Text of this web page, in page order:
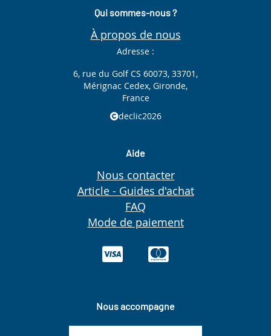
Qui sommes-nous ?
À propos de nous
Adresse :
6, rue du Golf CS 60073, 33701,
Mérignac Cedex, Gironde,
France
declic2026
Aide
Nous contacter
Article - Guides d'achat
FAQ
Mode de paiement
Nous accompagne